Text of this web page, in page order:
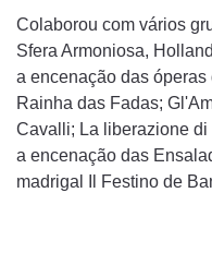
Colaborou com vários
Sfera Armoniosa,
a encenação das
Rainha das Fadas;
Cavalli; La liberazione
a encenação das
madrigal Il Festino de